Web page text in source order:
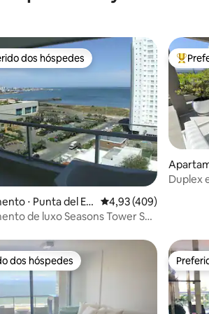
média de 5, 20 avaliações
melhores preferidos dos hóspedes
dos hóspedes
⋅ Punta del Est 4,93 de uma avaliação
4,93 (409)
de luxo Seasons Tower Spa
Entre
Duplex
dos hóspedes
dos hóspedes